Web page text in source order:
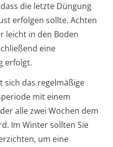
die letzte Düngung
erfolgen sollte. Achten
leicht in den Boden
eine
erfolgt.
sich das regelmäßige
mit einem
alle zwei Wochen dem
Im Winter sollten Sie
um eine